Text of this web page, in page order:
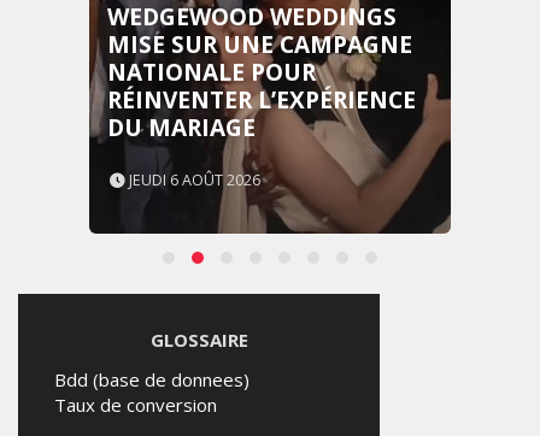
WEDGEWOOD WEDDINGS
MISE SUR UNE CAMPAGNE
NATIONALE POUR
RÉINVENTER L’EXPÉRIENCE
DU MARIAGE
JEUDI 6 AOÛT 2026
GLOSSAIRE
Bdd (base de donnees)
Taux de conversion